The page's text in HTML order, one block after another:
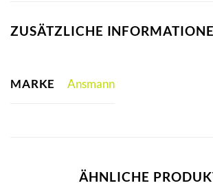
ZUSÄTZLICHE
MARKE Ansmann
ÄHNLICHE